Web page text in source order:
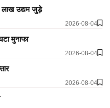
लाख उद्यम जुड़े
2026-08-04
मुनाफा
2026-08-04
2026-08-04